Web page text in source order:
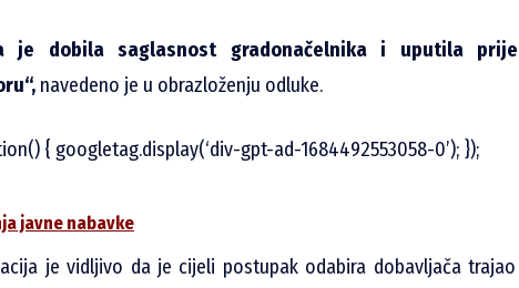
je dobila saglasnost gradonačelnika i uputila
navedeno je u obrazloženju odluke.
{ googletag.display(‘div-gpt-ad-1684492553058-0’); });
javne nabavke
je vidljivo da je cijeli postupak odabira dobavljača